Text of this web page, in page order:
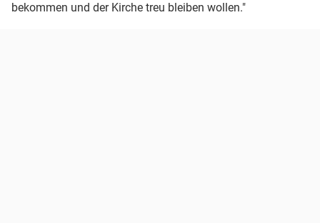
bekommen und der Kirche treu bleiben wollen."